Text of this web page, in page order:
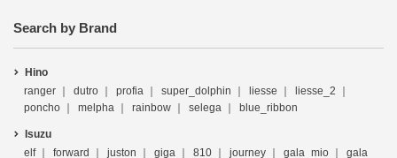
Search by Brand
Hino
ranger
dutro profia super_dolphin liesse
liesse_2
poncho
melpha rainbow selega blue_ribbon
Isuzu
elf
forward juston giga 810 journey gala_mio
gala